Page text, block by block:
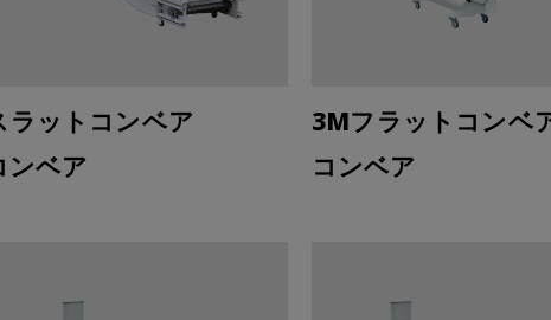
ラットコンベア
ンベア
3Mフラットコンベ
コンベア